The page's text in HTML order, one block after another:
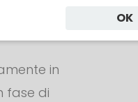
in
fase di
OK